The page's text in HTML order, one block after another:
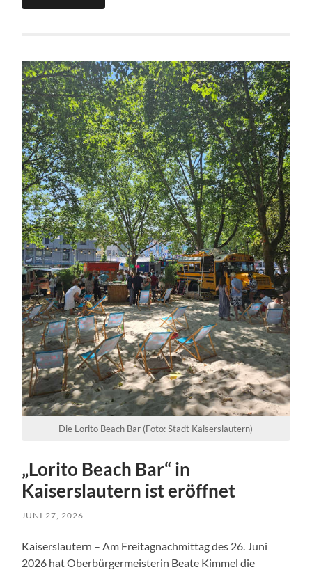
Die Lorito Beach Bar (Foto: Stadt Kaiserslautern)
„Lorito Beach Bar“ in
Kaiserslautern ist eröffnet
JUNI 27, 2026
Kaiserslautern – Am Freitagnachmittag des 26. Juni
2026 hat Oberbürgermeisterin Beate Kimmel die